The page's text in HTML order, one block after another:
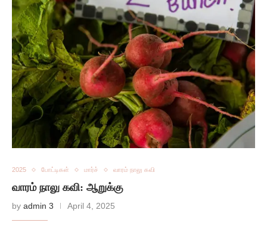
2025 போட்டிகள் மார்ச் வாரம் நாலு கவி
வாரம் நாலு கவி: ஆறுக்கு
by admin 3 April 4, 2025